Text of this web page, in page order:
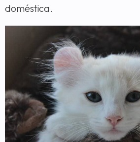
doméstica.